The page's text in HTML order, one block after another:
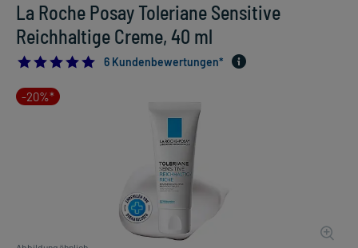
La Roche Posay Toleriane Sensitive
Reichhaltige Creme, 40 ml
4.833333333333333
6 Kundenbewertungen*
-20%*